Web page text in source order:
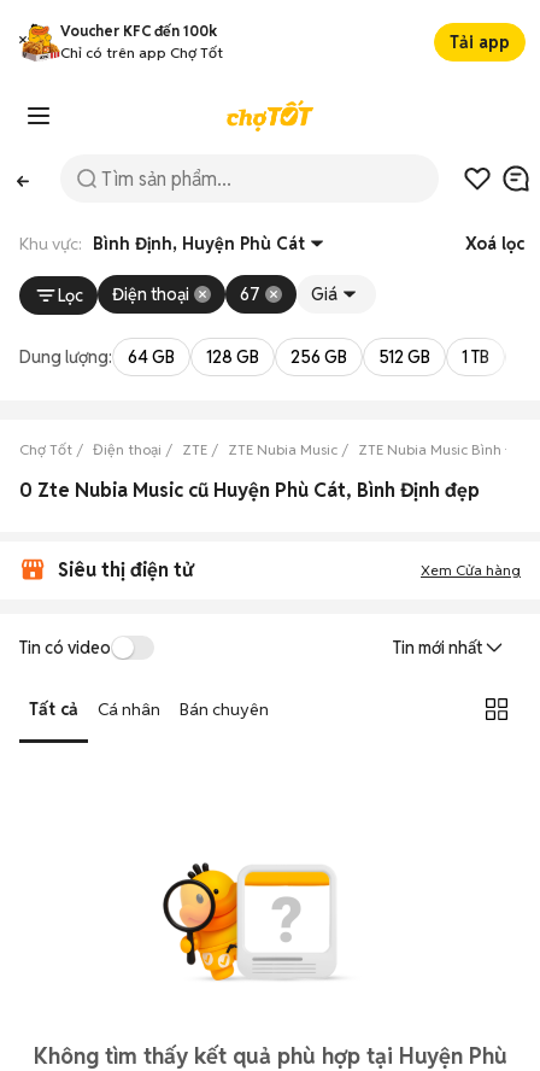
Voucher KFC đến 100k
Chỉ có trên app Chợ Tốt
Tải app
Khu vực: Bình Định, Huyện Phù Cát Xoá lọc
Lọc Điện thoại 67 Giá
Dung lượng: 64 GB 128 GB 256 GB 512 GB 1 TB
Chợ Tốt Điện thoại ZTE ZTE Nubia Music ZTE Nubia Music Bình Định
0 Zte Nubia Music cũ Huyện Phù Cát, Bình Định đẹp
Siêu thị điện tử Xem Cửa hàng
Tin có video Tin mới nhất
Tất cả Cá nhân Bán chuyên
Không tìm thấy kết quả phù hợp tại Huyện Phù